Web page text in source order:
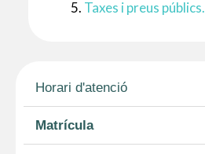
Horari d'atenció
Matrícula
Taxes i preus públics.